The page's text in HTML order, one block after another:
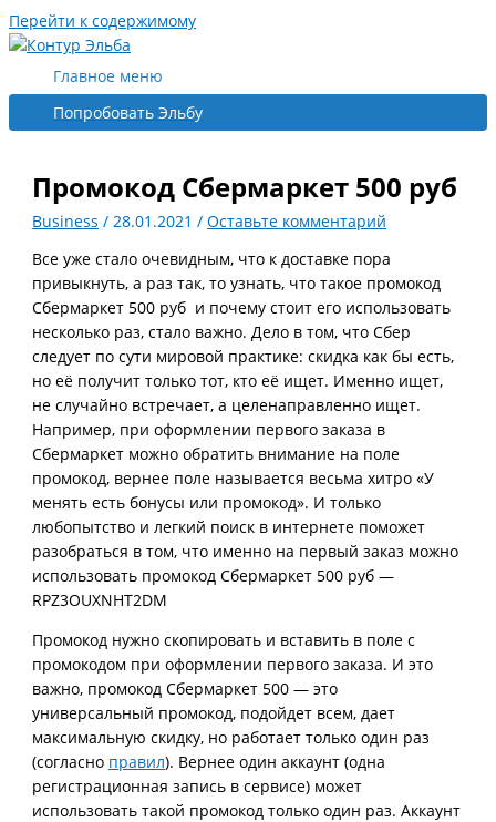
Перейти к содержимому
Главное меню
Попробовать Эльбу
Промокод Сбермаркет 500 руб
Business /28.01.2021/Оставьте комментарий
Все уже стало очевидным, что к доставке пора
привыкнуть, а раз так, то узнать, что такое промокод
Сбермаркет 500 руб и почему стоит его использовать
несколько раз, стало важно. Дело в том, что Сбер
следует по сути мировой практике: скидка как бы есть,
но её получит только тот, кто её ищет. Именно ищет,
не случайно встречает, а целенаправленно ищет.
Например, при оформлении первого заказа в
Сбермаркет можно обратить внимание на поле
промокод, вернее поле называется весьма хитро «У
менять есть бонусы или промокод». И только
любопытство и легкий поиск в интернете поможет
разобраться в том, что именно на первый заказ можно
использовать промокод Сбермаркет 500 руб —
RPZ3OUXNHT2DM
Промокод нужно скопировать и вставить в поле с
промокодом при оформлении первого заказа. И это
важно, промокод Сбермаркет 500 — это
универсальный промокод, подойдет всем, дает
максимальную скидку, но работает только один раз
(согласно правил). Вернее один аккаунт (одна
регистрационная запись в сервисе) может
использовать такой промокод только один раз. Аккаунт